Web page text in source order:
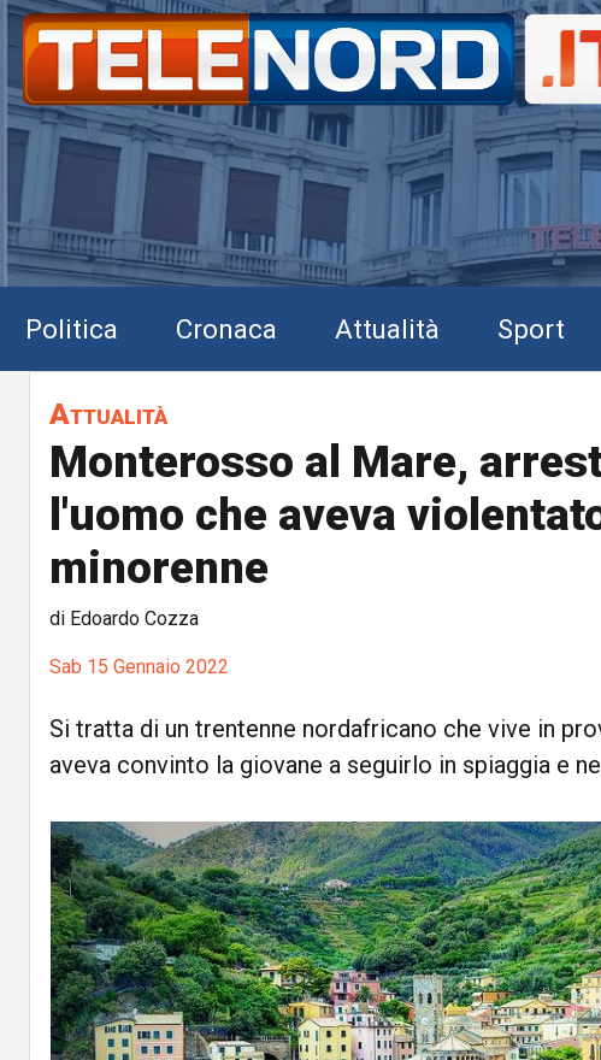
Politica Cronaca Attualità Sport
Attualità
Monterosso al Mare,
l'uomo che aveva
minorenne
di Edoardo Cozza
Sab 15 Gennaio 2022
Si tratta di un trentenne nordafricano che vive in
aveva convinto la giovane a seguirlo in spiaggia e